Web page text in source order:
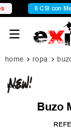
6 CSI con
ropa
Buzo